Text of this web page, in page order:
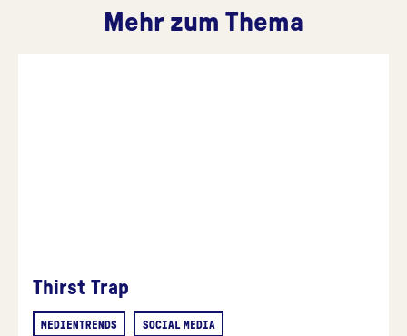
Mehr zum Thema
Thirst Trap
MEDIENTRENDS SOCIAL MEDIA